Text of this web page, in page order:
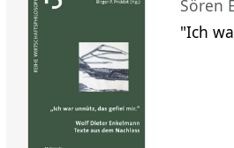
Sören
"Ich